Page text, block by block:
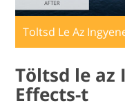
Toltsd Le Az
Töltsd le az
Effects-t